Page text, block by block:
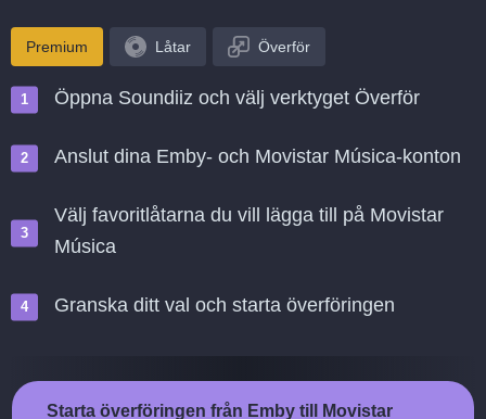
Premium Låtar Överför
Öppna Soundiiz och välj verktyget Överför
Anslut dina Emby- och Movistar Música-konton
Välj favoritlåtarna du vill lägga till på Movistar
Música
Granska ditt val och starta överföringen
Starta överföringen från Emby till Movistar